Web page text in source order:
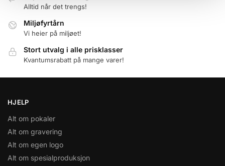
Alltid når det trengs!
Miljøfyrtårn
Vi heier på miljøet!
Stort utvalg i alle prisklasser
Kvantumsrabatt på mange varer!
HJELP
Alt om pokaler
Alt om gravering
Alt om egen logo
Alt om spesialproduksjon